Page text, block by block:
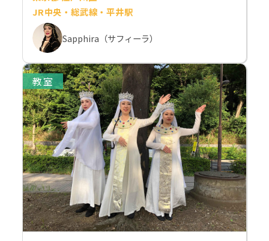
JR中央・総武線・平井駅
Sapphira（サフィーラ）
教室